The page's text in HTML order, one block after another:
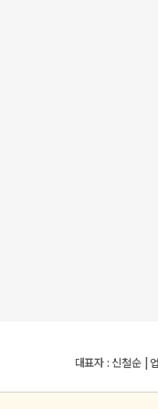
대표자 : 신철순 |